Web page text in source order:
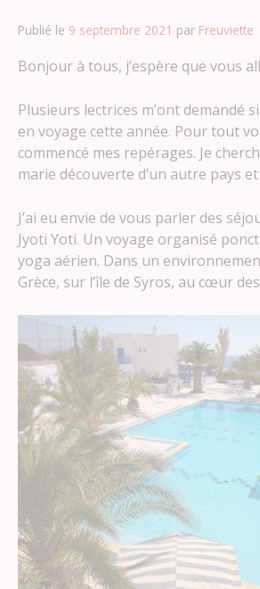
Publié le 9 septembre 2021 par Freuviette
Bonjour à tous, j’espère que vous
Plusieurs lectrices m’ont demandé
en voyage cette année. Pour tout
commencé mes repérages. Je
marie découverte d’un autre pays
J’ai eu envie de vous parler des
Jyoti Yoti. Un voyage organisé
yoga aérien. Dans un
Grèce, sur l’île de Syros, au cœur